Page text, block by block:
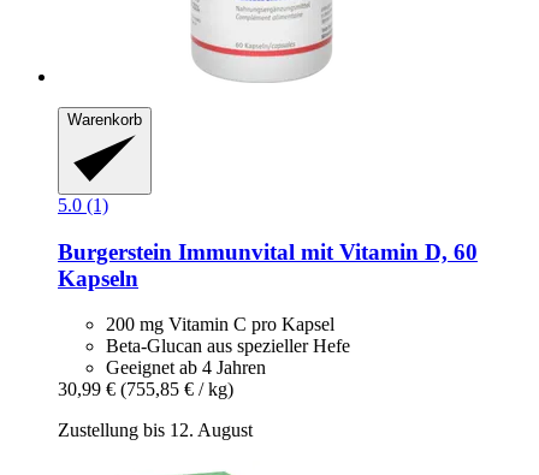
Warenkorb
5.0 (1)
Burgerstein Immunvital mit Vitamin D, 60
Kapseln
200 mg Vitamin C pro Kapsel
Beta-Glucan aus spezieller Hefe
Geeignet ab 4 Jahren
30,99 € (755,85 € / kg)
Zustellung bis 12. August